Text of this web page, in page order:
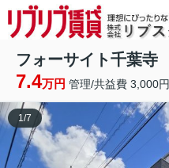
フォーサイト千葉寺
7.4万円 管理/共益費 3,000円
1/7